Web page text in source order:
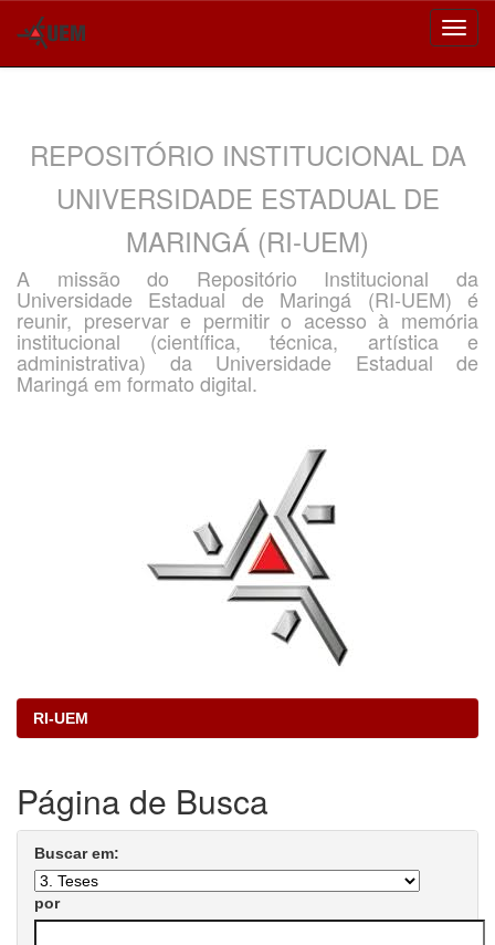
REPOSITÓRIO INSTITUCIONAL DA
UNIVERSIDADE ESTADUAL DE
MARINGÁ (RI-UEM)
A missão do Repositório Institucional da
Universidade Estadual de Maringá (RI-UEM) é
reunir, preservar e permitir o acesso à memória
institucional (científica, técnica, artística e
administrativa) da Universidade Estadual de
Maringá em formato digital.
RI-UEM
Página de Busca
Buscar em:
por